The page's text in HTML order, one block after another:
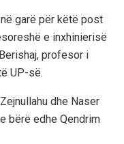
garë për këtë post
e inxhinierisë
profesor i
UP-së.
dhe Naser
bërë edhe Qendrim